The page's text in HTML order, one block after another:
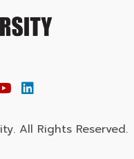
All Rights Reserved.